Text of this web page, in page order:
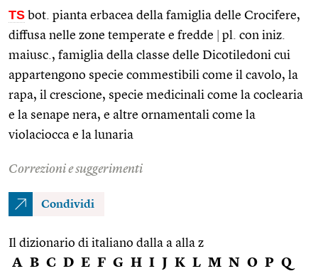
TS bot. pianta erbacea della famiglia delle Crocifere,
diffusa nelle zone temperate e fredde
pl. con iniz.
maiusc., famiglia della classe delle Dicotiledoni cui
appartengono specie commestibili come il cavolo, la
rapa, il crescione, specie medicinali come la coclearia
e la senape nera, e altre ornamentali come la
violaciocca e la lunaria
Correzioni e suggerimenti
Condividi
Il dizionario di italiano dalla a alla z
A B C D E F G H I J K L M N O P Q